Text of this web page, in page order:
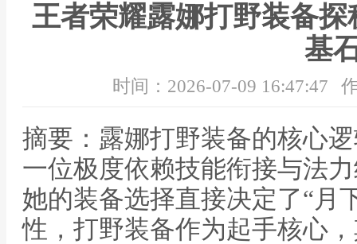
王者荣耀露娜打野装备
基
时间：2026-07-09 16:47:47
摘要：露娜打野装备的核心
一位极度依赖技能衔接与法
她的装备选择直接决定了“月
性，打野装备作为起手核心